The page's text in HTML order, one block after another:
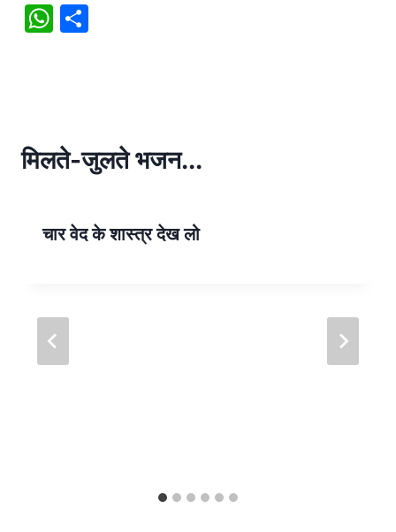
W
p
मिलते-जुलते भजन...
चार वेद के शास्त्र देख लो